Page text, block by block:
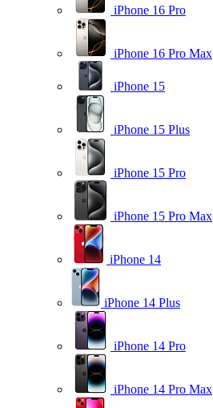
iPhone 16 Pro
iPhone 16 Pro Max
iPhone 15
iPhone 15 Plus
iPhone 15 Pro
iPhone 15 Pro Max
iPhone 14
iPhone 14 Plus
iPhone 14 Pro
iPhone 14 Pro Max